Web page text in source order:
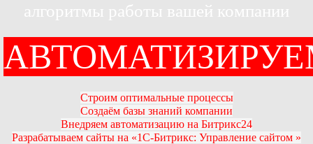
алгоритмы работы вашей компании
Строим оптимальные процессы
Создаём базы знаний компании
Внедряем автоматизацию на Битрикс24
Разрабатываем сайты на «1С-Битрикс: Управление сайтом »